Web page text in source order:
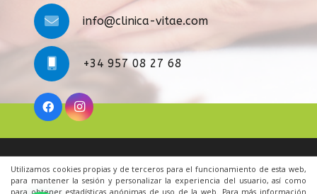
Utilizamos cookies propias y de terceros para el funcionamiento de esta web,
para mantener la sesión y personalizar la experiencia del usuario, así como
para obtener estadísticas anónimas de uso de la web. Para más información
info@clinica-vitae.com
+34 957 08 27 68
Legal | Condiciones Generales | Cookies|Contacto